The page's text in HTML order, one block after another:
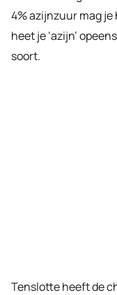
4% azijnzuur mag
heet je ‘azijn’
soort.
Tenslotte heeft de